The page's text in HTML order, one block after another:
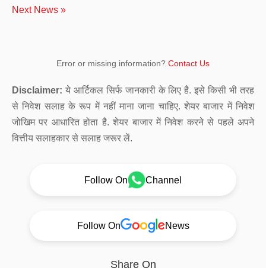
Next News »
Error or missing information? Contact Us
Disclaimer: ये आर्टिकल सिर्फ जानकारी के लिए है. इसे किसी भी तरह
से निवेश सलाह के रूप में नहीं माना जाना चाहिए. शेयर बाजार में निवेश
जोखिम पर आधारित होता है. शेयर बाजार में निवेश करने से पहले अपने
वित्तीय सलाहकार से सलाह जरूर लें.
Follow On Channel
Follow On News
Share On